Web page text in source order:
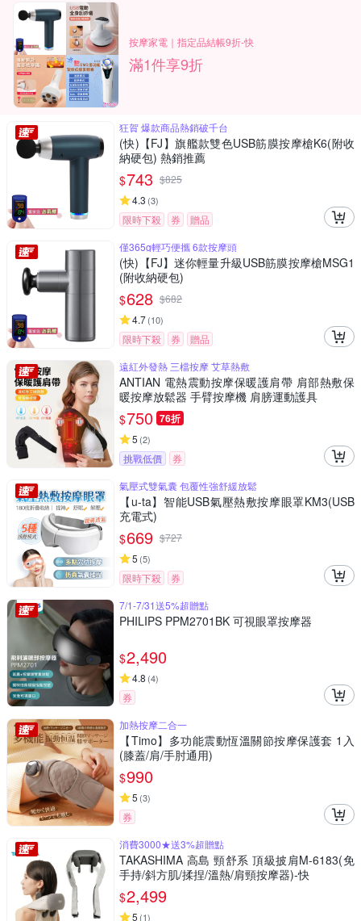
按摩家電｜指定品結帳9折-快
滿1件享9折
狂賀 爆款商品熱銷破千台
(快)【FJ】旗艦款雙色USB筋膜按摩槍K6(附收
納硬包) 熱銷推薦
$743 $825
4.3 (3)
限時下殺 券
贈品
僅365g輕巧便攜 6款按摩頭
(快)【FJ】迷你輕量升級USB筋膜按摩槍MSG1
(附收納硬包)
$628 $682
4.7(10)
限時下殺 券
贈品
遠紅外發熱 三檔按摩 艾草熱敷
ANTIAN 電熱震動按摩保暖護肩帶 肩部熱敷保
暖按摩放鬆器 手臂按摩機 肩膀運動護具
$750 76折
5 (2)
挑戰低價
券
氣壓式雙氣囊 包覆性強舒緩放鬆
【u-ta】智能USB氣壓熱敷按摩眼罩KM3(USB
充電式)
$669 $727
5 (5)
限時下殺
券
7/1-7/31送5%超贈點
PHILIPS PPM2701BK 可視眼罩按摩器
$2,490
4.8 (4)
券
加熱按摩二合一
【Timo】多功能震動恆溫關節按摩保護套 1入
(膝蓋/肩/手肘通用)
$990
5 (3)
券
消費3000★送3%超贈點
TAKASHIMA 高島 頸舒系 頂級披肩M-6183(免
手持/斜方肌/揉捏/溫熱/肩頸按摩器)-快
$2,499
5 (1)